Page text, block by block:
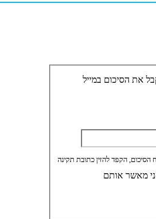
את הסיכום במייל
הסיכום, הקפד להזין כתובת תקינה
מאשר אותם